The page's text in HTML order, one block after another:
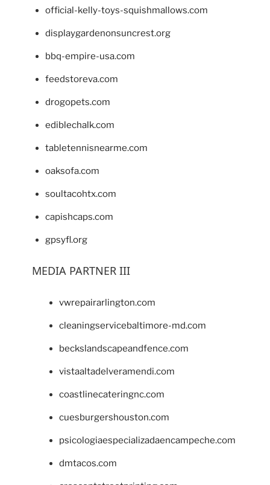
official-kelly-toys-squishmallows.com
displaygardenonsuncrest.org
bbq-empire-usa.com
feedstoreva.com
drogopets.com
ediblechalk.com
tabletennisnearme.com
oaksofa.com
soultacohtx.com
capishcaps.com
gpsyfl.org
MEDIA PARTNER III
vwrepairarlington.com
cleaningservicebaltimore-md.com
beckslandscapeandfence.com
vistaaltadelveramendi.com
coastlinecateringnc.com
cuesburgershouston.com
psicologiaespecializadaencampeche.com
dmtacos.com